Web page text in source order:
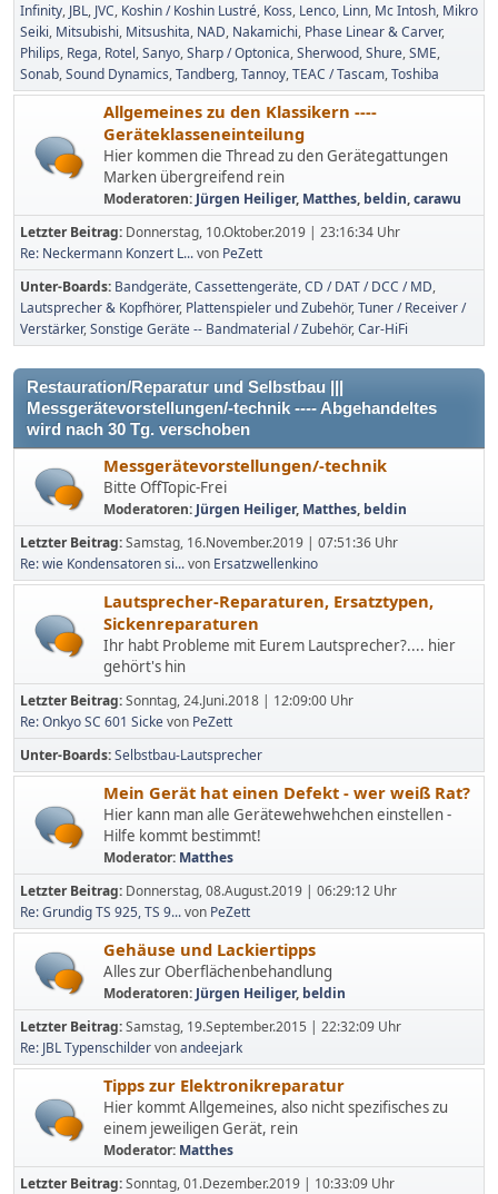
Infinity JBL JVC Koshin / Koshin Lustré Koss Lenco Linn Mc Intosh Mikro
Seiki Mitsubishi Mitsushita NAD Nakamichi Phase Linear & Carver
Philips Rega Rotel Sanyo Sharp / Optonica Sherwood Shure SME
Sonab Sound Dynamics Tandberg Tannoy TEAC / Tascam Toshiba
Allgemeines zu den Klassikern ----
Geräteklasseneinteilung
Hier kommen die Thread zu den Gerätegattungen
Marken übergreifend rein
Moderatoren: Jürgen Heiliger, Matthes, beldin,carawu
Letzter Beitrag: Donnerstag, 10.Oktober.2019 | 23:16:34 Uhr
Re: Neckermann Konzert L...von PeZett
Unter-Boards Bandgeräte Cassettengeräte CD / DAT / DCC / MD
Lautsprecher & Kopfhörer Plattenspieler und Zubehör Tuner / Receiver /
Verstärker Sonstige Geräte -- Bandmaterial / Zubehör Car-HiFi
Restauration/Reparatur und Selbstbau |||
Messgerätevorstellungen/-technik ---- Abgehandeltes
wird nach 30 Tg. verschoben
Messgerätevorstellungen/-technik
Bitte OffTopic-Frei
Moderatoren: Jürgen Heiliger, Matthes, beldin
Letzter Beitrag:Samstag, 16.November.2019 | 07:51:36 Uhr
Re: wie Kondensatoren si...von Ersatzwellenkino
Lautsprecher-Reparaturen, Ersatztypen,
Sickenreparaturen
Ihr habt Probleme mit Eurem Lautsprecher?.... hier
gehört's hin
Letzter Beitrag:Sonntag, 24.Juni.2018 | 12:09:00 Uhr
Re: Onkyo SC 601 Sickevon PeZett
Unter-Boards Selbstbau-Lautsprecher
Mein Gerät hat einen Defekt - wer weiß Rat?
Hier kann man alle Gerätewehwehchen einstellen -
Hilfe kommt bestimmt!
Moderator: Matthes
Letzter Beitrag: Donnerstag, 08.August.2019 | 06:29:12 Uhr
Re: Grundig TS 925, TS 9...von PeZett
Gehäuse und Lackiertipps
Alles zur Oberflächenbehandlung
Moderatoren: Jürgen Heiliger, beldin
Letzter Beitrag:Samstag, 19.September.2015 | 22:32:09 Uhr
Re: JBL Typenschildervonandeejark
Tipps zur Elektronikreparatur
Hier kommt Allgemeines, also nicht spezifisches zu
einem jeweiligen Gerät, rein
Moderator: Matthes
Letzter Beitrag:Sonntag, 01.Dezember.2019 | 10:33:09 Uhr